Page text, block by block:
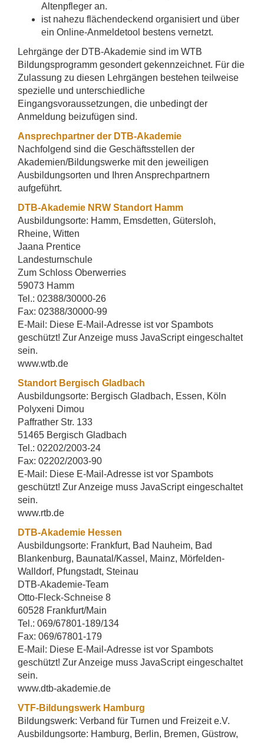
Altenpfleger an.
ist nahezu flächendeckend organisiert und über
ein Online-Anmeldetool bestens vernetzt.
Lehrgänge der DTB-Akademie sind im WTB
Bildungsprogramm gesondert gekennzeichnet. Für die
Zulassung zu diesen Lehrgängen bestehen teilweise
spezielle und unterschiedliche
Eingangsvoraussetzungen, die unbedingt der
Anmeldung beizufügen sind.
Ansprechpartner der DTB-Akademie
Nachfolgend sind die Geschäftsstellen der
Akademien/Bildungswerke mit den jeweiligen
Ausbildungsorten und Ihren Ansprechpartnern
aufgeführt.
DTB-Akademie NRW Standort Hamm
Ausbildungsorte: Hamm, Emsdetten, Gütersloh,
Rheine, Witten
Jaana Prentice
Landesturnschule
Zum Schloss Oberwerries
59073 Hamm
Tel.: 02388/30000-26
Fax: 02388/30000-99
E-Mail: Diese E-Mail-Adresse ist vor Spambots
geschützt! Zur Anzeige muss JavaScript eingeschaltet
sein.
www.wtb.de
Standort Bergisch Gladbach
Ausbildungsorte: Bergisch Gladbach, Essen, Köln
Polyxeni Dimou
Paffrather Str. 133
51465 Bergisch Gladbach
Tel.: 02202/2003-24
Fax: 02202/2003-90
E-Mail: Diese E-Mail-Adresse ist vor Spambots
geschützt! Zur Anzeige muss JavaScript eingeschaltet
sein.
www.rtb.de
DTB-Akademie Hessen
Ausbildungsorte: Frankfurt, Bad Nauheim, Bad
Blankenburg, Baunatal/Kassel, Mainz, Mörfelden-
Walldorf, Pfungstadt, Steinau
DTB-Akademie-Team
Otto-Fleck-Schneise 8
60528 Frankfurt/Main
Tel.: 069/67801-189/134
Fax: 069/67801-179
E-Mail: Diese E-Mail-Adresse ist vor Spambots
geschützt! Zur Anzeige muss JavaScript eingeschaltet
sein.
www.dtb-akademie.de
VTF-Bildungswerk Hamburg
Bildungswerk: Verband für Turnen und Freizeit e.V.
Ausbildungsorte: Hamburg, Berlin, Bremen, Güstrow,